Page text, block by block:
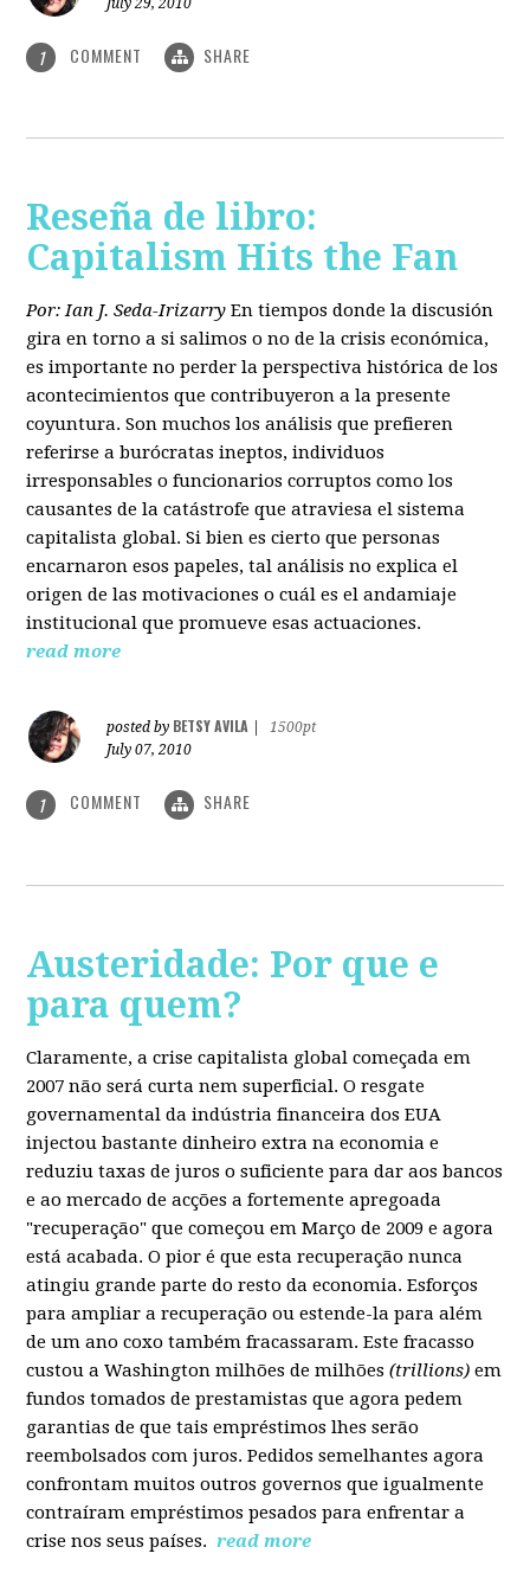
July 29, 2010
1 COMMENT SHARE
Reseña de libro:
Capitalism Hits the Fan
Por: Ian J. Seda-Irizarry En tiempos donde la discusión
gira en torno a si salimos o no de la crisis económica,
es importante no perder la perspectiva histórica de los
acontecimientos que contribuyeron a la presente
coyuntura. Son muchos los análisis que prefieren
referirse a burócratas ineptos, individuos
irresponsables o funcionarios corruptos como los
causantes de la catástrofe que atraviesa el sistema
capitalista global. Si bien es cierto que personas
encarnaron esos papeles, tal análisis no explica el
origen de las motivaciones o cuál es el andamiaje
institucional que promueve esas actuaciones.
read more
posted by BETSY AVILA
1500pt
July 07, 2010
1 COMMENT SHARE
Austeridade: Por que e
para quem?
Claramente, a crise capitalista global começada em
2007 não será curta nem superficial. O resgate
governamental da indústria financeira dos EUA
injectou bastante dinheiro extra na economia e
reduziu taxas de juros o suficiente para dar aos bancos
e ao mercado de acções a fortemente apregoada
"recuperação" que começou em Março de 2009 e agora
está acabada. O pior é que esta recuperação nunca
atingiu grande parte do resto da economia. Esforços
para ampliar a recuperação ou estende-la para além
de um ano coxo também fracassaram. Este fracasso
custou a Washington milhões de milhões(trillions) em
fundos tomados de prestamistas que agora pedem
garantias de que tais empréstimos lhes serão
reembolsados com juros. Pedidos semelhantes agora
confrontam muitos outros governos que igualmente
contraíram empréstimos pesados para enfrentar a
crise nos seus países. read more